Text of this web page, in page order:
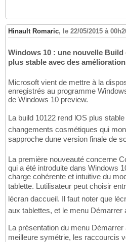
Hinault Romaric, le 22/05/2015 à
Windows 10 : une nouvelle
plus stable avec des
Microsoft vient de mettre à la
enregistrés au programme
de Windows 10 preview.
La build 10122 rend lOS plus
changements cosmétiques qui
sapproche dune version finale de
La première nouveauté concerne
qui a été introduite dans Windows
charge cohérente et intuitive du
tablette. Lutilisateur peut choisir
lécran daccueil. Il faut noter que
aux tablettes, et le menu Démarrer
La présentation du menu
meilleure symétrie, les raccourcis